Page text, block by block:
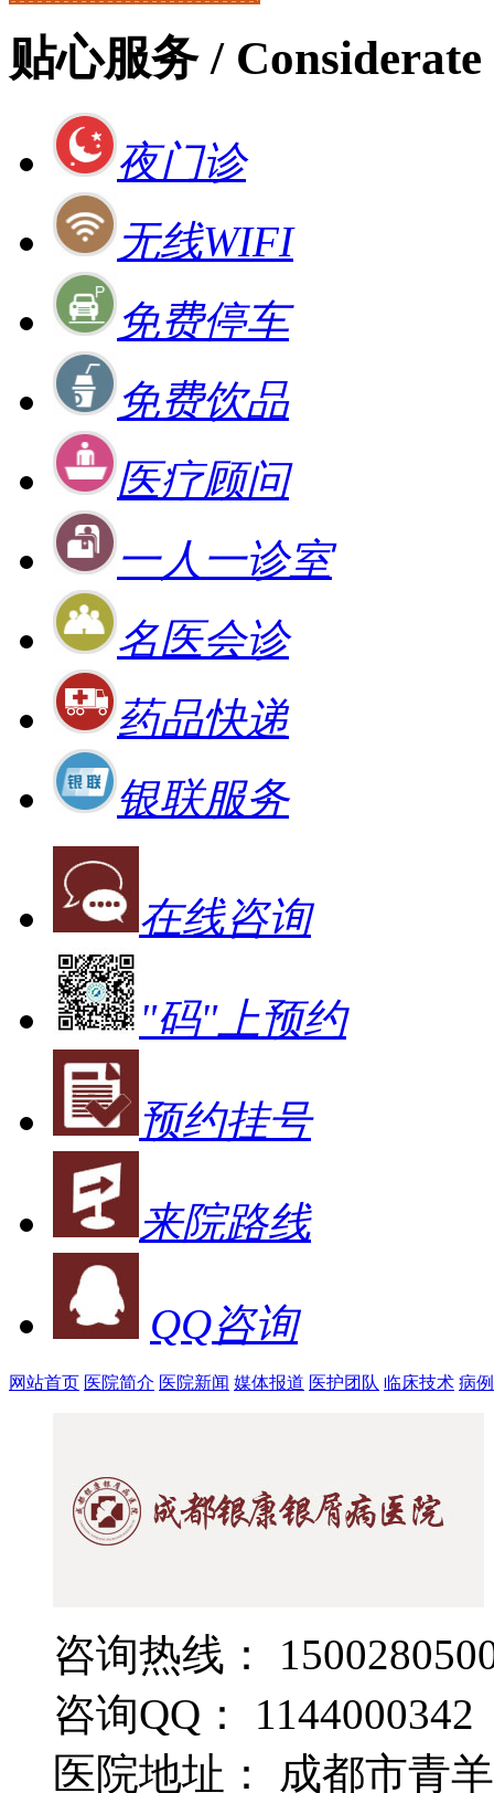
贴心服务 / Considerate
夜门诊
无线WIFI
免费停车
免费饮品
医疗顾问
一人一诊室
名医会诊
药品快递
银联服务
在线咨询
"码"上预约
预约挂号
来院路线
QQ咨询
网站首页 医院简介 医院新闻 媒体报道 医护团队 临床技术 病
咨询热线：
咨询QQ： 1144000342
医院地址： 成都市青